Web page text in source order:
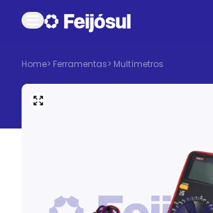
Home> Ferramentas> Multímetros